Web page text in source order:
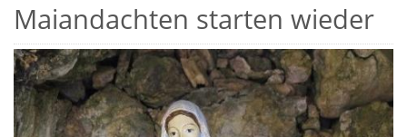
Maiandachten starten wieder